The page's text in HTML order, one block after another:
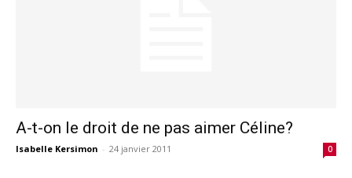
A-t-on le droit de ne pas aimer Céline?
Isabelle Kersimon - 24 janvier 2011 0